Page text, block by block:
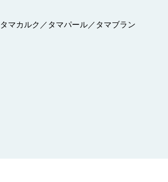
マカルク／タマパール／タマブラン
／アスファルト用
境／化学工業／土木・建材／農業